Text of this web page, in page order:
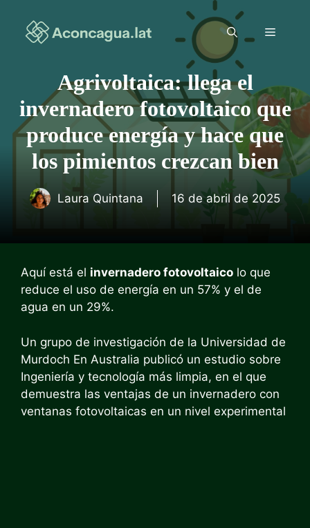
contenido
Menú
Agrivoltaica: llega el
invernadero fotovoltaico que
produce energía y hace que
los pimientos crezcan bien
Laura Quintana 16 de abril de 2025
Aquí está el invernadero fotovoltaico lo que
reduce el uso de energía en un 57% y el de
agua en un 29%.
Un grupo de investigación de la Universidad de
Murdoch En Australia publicó un estudio sobre
Ingeniería y tecnología más limpia, en el que
demuestra las ventajas de un invernadero con
ventanas fotovoltaicas en un nivel experimental